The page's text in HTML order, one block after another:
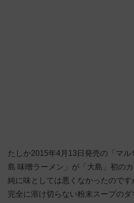
たしか2015年4月13日発売の「マル
島 味噌ラーメン」が「大島」初の
純に味としては悪くなかったので
完全に溶け切らない粉末スープのダ